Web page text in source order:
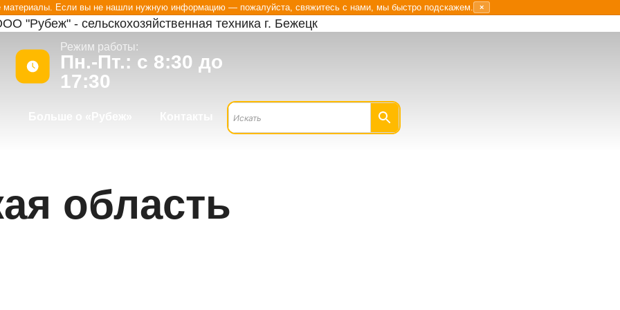
Если вы не нашли нужную информацию — пожалуйста, свяжитесь с нами, мы быстро подскажем. ×
"Рубеж" - сельскохозяйственная техника г. Бежецк
Режим работы:
Пн.-Пт.: с 8:30 до
17:30
область